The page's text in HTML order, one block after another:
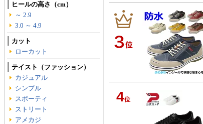
4位
ヒールの高さ（cm）
～ 2.9
3.0 ～ 4.9
カット
ローカット
テイスト（ファッション）
カジュアル
シンプル
スポーティ
ストリート
アメカジ